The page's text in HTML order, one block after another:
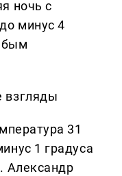
ночь с
минус 4
взгляды
31
1 градуса
Александр